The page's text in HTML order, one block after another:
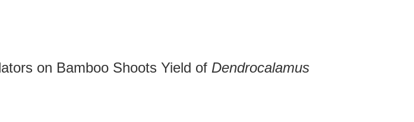
on Bamboo Shoots Yield of Dendrocalamus